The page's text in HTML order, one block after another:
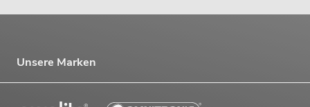
Unsere Marken